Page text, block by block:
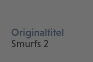
Originaltitel
Smurfs 2